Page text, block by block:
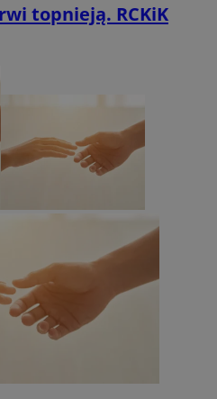
topnieją. RCKiK